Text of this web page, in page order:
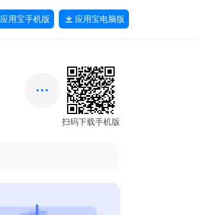
应用宝手机版 应用宝电脑版
扫码下载手机版